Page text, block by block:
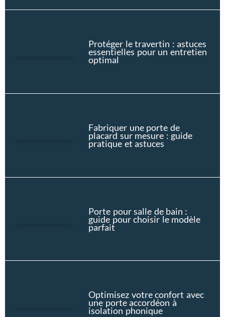
Protéger le travertin : astuces
essentielles pour un entretien
optimal
Fabriquer une porte de
placard sur mesure : guide
pratique et astuces
Porte pour salle de bain :
guide pour choisir le modèle
parfait
Optimisez votre confort avec
une porte accordéon à
isolation phonique